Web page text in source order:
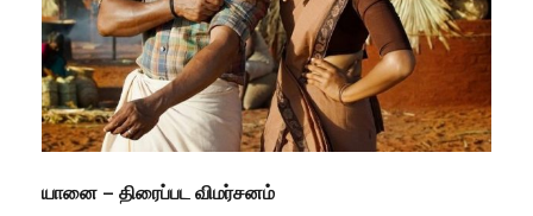
யானை – திரைப்பட விமர்சனம்